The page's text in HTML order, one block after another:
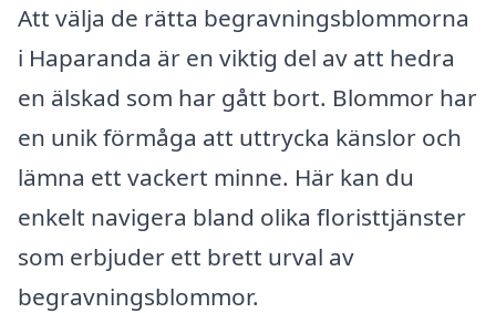
Att välja de rätta begravningsblommorna
i Haparanda är en viktig del av att hedra
en älskad som har gått bort. Blommor har
en unik förmåga att uttrycka känslor och
lämna ett vackert minne. Här kan du
enkelt navigera bland olika floristtjänster
som erbjuder ett brett urval av
begravningsblommor.